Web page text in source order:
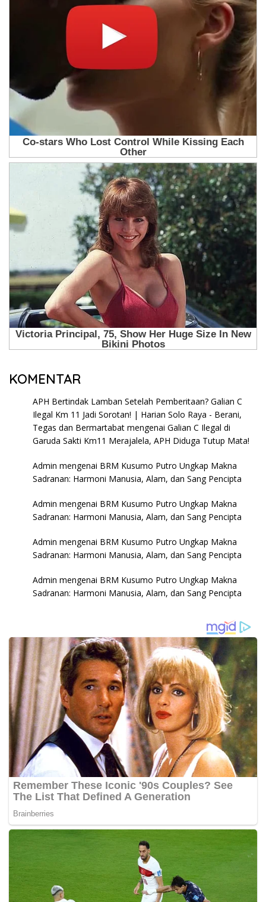
KOMENTAR
APH Bertindak Lamban Setelah Pemberitaan? Galian C
Ilegal Km 11 Jadi Sorotan! | Harian Solo Raya - Berani,
Tegas dan Bermartabat mengenai Galian C Ilegal di
Garuda Sakti Km11 Merajalela, APH Diduga Tutup Mata!
Admin mengenai BRM Kusumo Putro Ungkap Makna
Sadranan: Harmoni Manusia, Alam, dan Sang Pencipta
Admin mengenai BRM Kusumo Putro Ungkap Makna
Sadranan: Harmoni Manusia, Alam, dan Sang Pencipta
Admin mengenai BRM Kusumo Putro Ungkap Makna
Sadranan: Harmoni Manusia, Alam, dan Sang Pencipta
Admin mengenai BRM Kusumo Putro Ungkap Makna
Sadranan: Harmoni Manusia, Alam, dan Sang Pencipta